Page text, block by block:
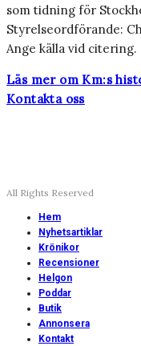
som tidning för
Styrelseordförande:
Ange källa vid citering.
Läs mer om Km:s
Kontakta oss
All Rights Reserved
Hem
Nyhetsartiklar
Krönikor
Recensioner
Helgon
Poddar
Butik
Annonsera
Kontakt